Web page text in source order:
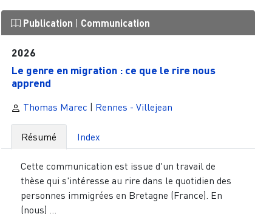
Publication | Communication
2026
Le genre en migration : ce que le rire nous
apprend
Thomas Marec Rennes - Villejean
Résumé Index
Cette communication est issue d'un travail de
thèse qui s'intéresse au rire dans le quotidien des
personnes immigrées en Bretagne (France). En
(nous) ...